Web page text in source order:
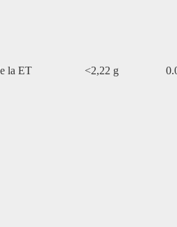
la ET <2,22 g